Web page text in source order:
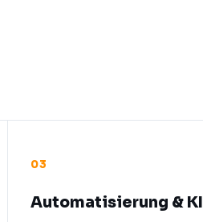
03
Automatisierung & KI